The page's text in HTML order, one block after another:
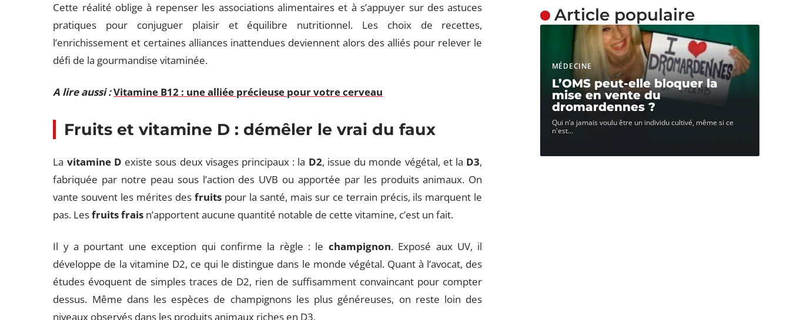
Cette réalité oblige à repenser les associations alimentaires et à s’appuyer sur des astuces
pratiques pour conjuguer plaisir et équilibre nutritionnel. Les choix de recettes,
l’enrichissement et certaines alliances inattendues deviennent alors des alliés pour relever le
défi de la gourmandise vitaminée.
A lire aussi :Vitamine B12 : une alliée précieuse pour votre cerveau
Fruits et vitamine D : démêler le vrai du faux
La vitamine D existe sous deux visages principaux : la D2, issue du monde végétal, et la D3,
fabriquée par notre peau sous l’action des UVB ou apportée par les produits animaux. On
vante souvent les mérites desfruits pour la santé, mais sur ce terrain précis, ils marquent le
pas. Lesfruits frais n’apportent aucune quantité notable de cette vitamine, c’est un fait.
Il y a pourtant une exception qui confirme la règle : le champignon. Exposé aux UV, il
développe de la vitamine D2, ce qui le distingue dans le monde végétal. Quant à l’avocat, des
études évoquent de simples traces de D2, rien de suffisamment convaincant pour compter
dessus. Même dans les espèces de champignons les plus généreuses, on reste loin des
niveaux observés dans les produits animaux riches en D3.
Article populaire
MÉDECINE
L’OMS peut-elle bloquer la
mise en vente du
dromardennes ?
Qui n’a jamais voulu être un individu cultivé, même si ce
n'est…